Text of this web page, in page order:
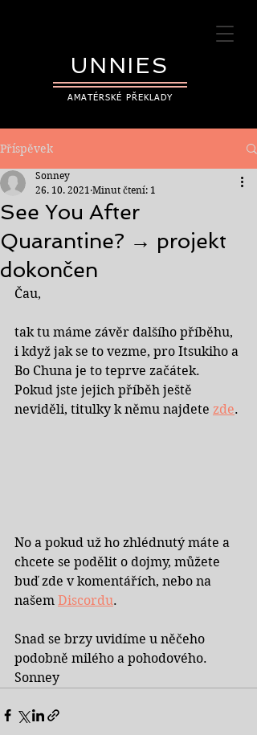
UNNIES
AMATÉRSKÉ PŘEKLADY
Příspěvek
See You After
Quarantine? → projekt
dokončen
Sonney
26. 10. 2021 Minut čtení: 1
Čau,
tak tu máme závěr dalšího příběhu,
i když jak se to vezme, pro Itsukiho a
Bo Chuna je to teprve začátek.
Pokud jste jejich příběh ještě
neviděli, titulky k němu najdete zde.
No a pokud už ho zhlédnutý máte a
chcete se podělit o dojmy, můžete
buď zde v komentářích, nebo na
našem Discordu.
Snad se brzy uvidíme u něčeho
podobně milého a pohodového.
Sonney